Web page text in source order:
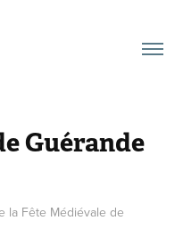
Guérande
la Fête Médiévale de